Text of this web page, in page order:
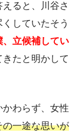
えると、川谷さ
していたそう
立候補してい
きたと明かして
わらず、女性
の一途な思いが